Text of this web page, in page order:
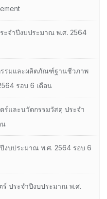
ะจำปีงบประมาณ พ.ศ. 2564
รรมและผลิตภัณฑ์ฐานชีวภาพ
รอบ 6 เดือน
ร์และนวัตกรรมวัสดุ ประจำ
งบประมาณ พ.ศ. 2564 รอบ 6
ร์ ประจำปีงบประมาณ พ.ศ.